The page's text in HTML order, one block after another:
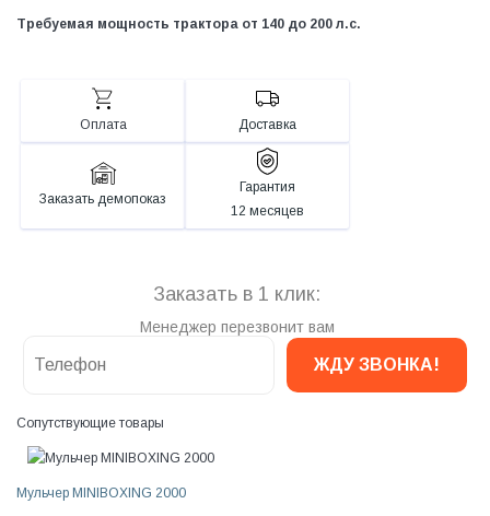
Требуемая мощность трактора от 140 до 200 л.с.
Оплата Доставка
Заказать демопоказ
Гарантия
12 месяцев
Заказать в 1 клик:
Менеджер перезвонит вам
Сопутствующие товары
Мульчер MINIBOXING 2000